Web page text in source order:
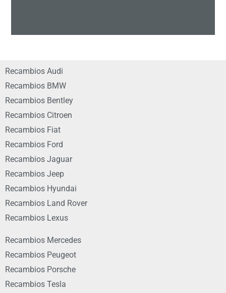
Recambios Audi
Recambios BMW
Recambios Bentley
Recambios Citroen
Recambios Fiat
Recambios Ford
Recambios Jaguar
Recambios Jeep
Recambios Hyundai
Recambios Land Rover
Recambios Lexus
Recambios Mercedes
Recambios Peugeot
Recambios Porsche
Recambios Tesla